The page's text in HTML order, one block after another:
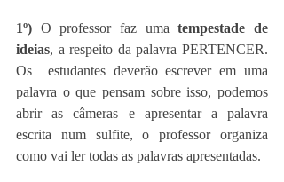
1º) O professor faz uma tempestade de
ideias, a respeito da palavra PERTENCER.
Os  estudantes deverão escrever em uma
palavra o que pensam sobre isso, podemos
abrir as câmeras e apresentar a palavra
escrita num sulfite, o professor organiza
como vai ler todas as palavras apresentadas.